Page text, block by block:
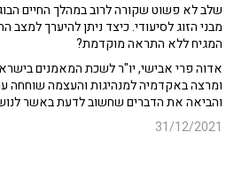
שלב לא פשוט שקורה לרוב במהלך החיים
מבני הזוג לסיעודי. כיצד ניתן להיערך
המגיח ללא התראה מוקדמת?
אדוה פרי אבישי, יו"ר לשכת המאמנים
ומרצה באקדמיה למנהיגות והעצמה שוחחה עם
והביאה את הדברים שחשוב לדעת באשר
31/12/2021